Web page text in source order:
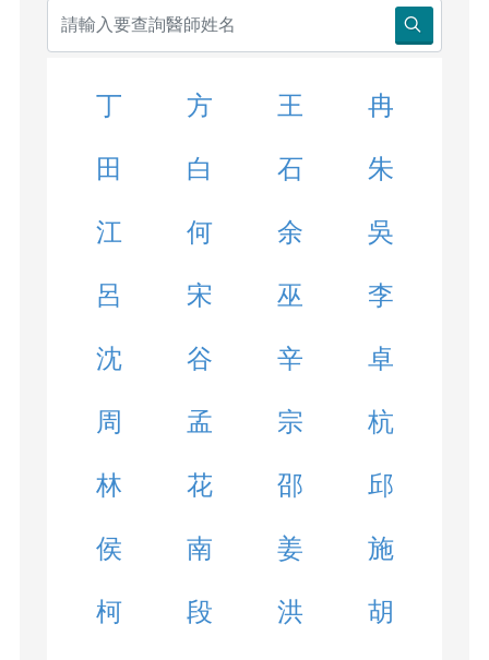
丁 方 王 冉
田 白 石 朱
江 何 余 吳
呂 宋 巫 李
沈 谷 辛 卓
周 孟 宗 杭
林 花 邵 邱
侯 南 姜 施
柯 段 洪 胡